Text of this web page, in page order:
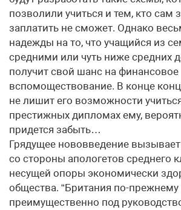
позволили учиться и тем, кто сам
заплатить не сможет. Однако
надежды на то, что учащийся из
средними или чуть ниже средних
получит свой шанс на финансовое
вспомоществование. В конце
не лишит его возможности
престижных дипломах ему,
придется забыть…
Грядущее нововведение вызывает
со стороны апологетов среднего
несущей опоры экономически
общества. “Британия по-прежнему
преимущественно под